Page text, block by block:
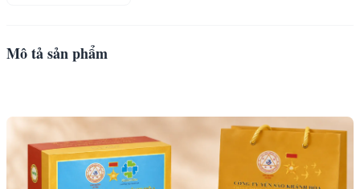
Mô tả sản phẩm